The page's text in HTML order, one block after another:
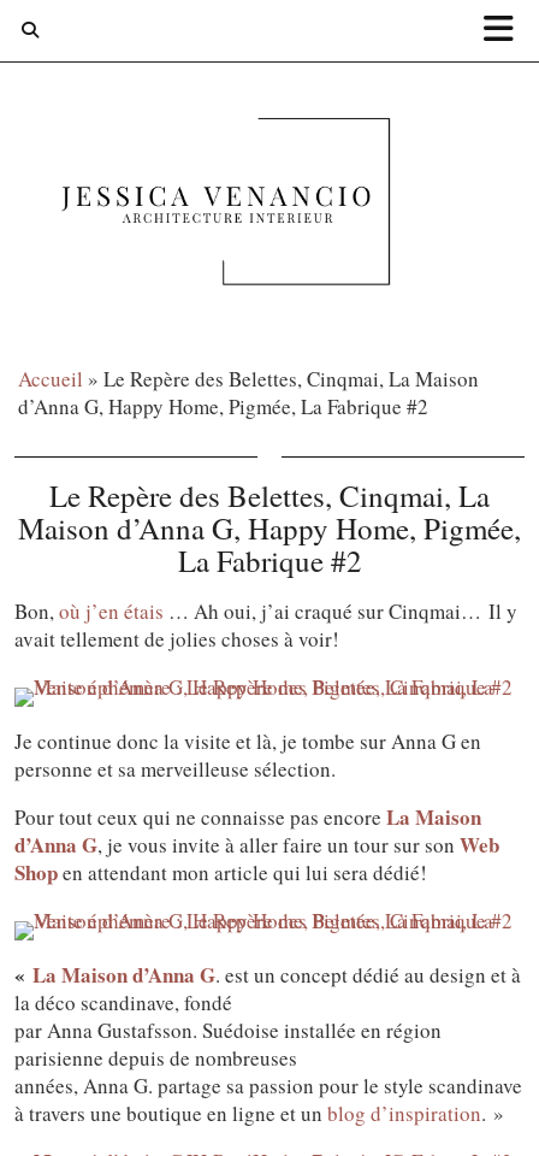
Accueil » Le Repère des Belettes, Cinqmai, La Maison
d’Anna G, Happy Home, Pigmée, La Fabrique #2
Le Repère des Belettes, Cinqmai, La
Maison d’Anna G, Happy Home, Pigmée,
La Fabrique #2
Bon,où j’en étais … Ah oui, j’ai craqué sur Cinqmai… Il y
avait tellement de jolies choses à voir!
Je continue donc la visite et là, je tombe sur Anna G en
personne et sa merveilleuse sélection.
Pour tout ceux qui ne connaisse pas encore La Maison
d’Anna G, je vous invite à aller faire un tour sur son Web
Shopen attendant mon article qui lui sera dédié!
« La Maison d’Anna G. est un concept dédié au design et à
la déco scandinave, fondé
par Anna Gustafsson. Suédoise installée en région
parisienne depuis de nombreuses
années, Anna G. partage sa passion pour le style scandinave
à travers une boutique en ligne et un blog d’inspiration. »